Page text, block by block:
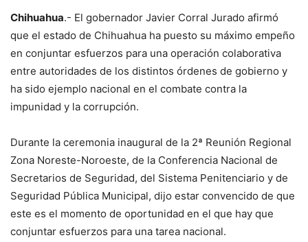
Chihuahua.- El gobernador Javier Corral Jurado afirmó
que el estado de Chihuahua ha puesto su máximo empeño
en conjuntar esfuerzos para una operación colaborativa
entre autoridades de los distintos órdenes de gobierno y
ha sido ejemplo nacional en el combate contra la
impunidad y la corrupción.
Durante la ceremonia inaugural de la 2ª Reunión Regional
Zona Noreste-Noroeste, de la Conferencia Nacional de
Secretarios de Seguridad, del Sistema Penitenciario y de
Seguridad Pública Municipal, dijo estar convencido de que
este es el momento de oportunidad en el que hay que
conjuntar esfuerzos para una tarea nacional.